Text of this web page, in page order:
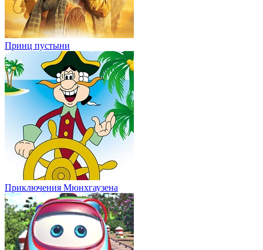
Принц пустыни
Приключения Мюнхгаузена